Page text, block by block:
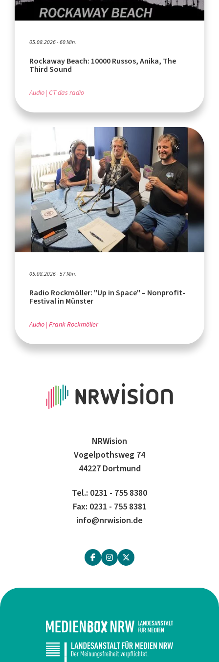
05.08.2026 - 60 Min.
Rockaway Beach: 10000 Russos, Anika, The
Third Sound
Audio CT das radio
05.08.2026 - 57 Min.
Radio Rockmöller: "Up in Space" – Nonprofit-
Festival in Münster
Audio Frank Rockmöller
NRWision
Vogelpothsweg 74
44227 Dortmund
Tel.: 0231 - 755 8380
Fax: 0231 - 755 8381
info@nrwision.de